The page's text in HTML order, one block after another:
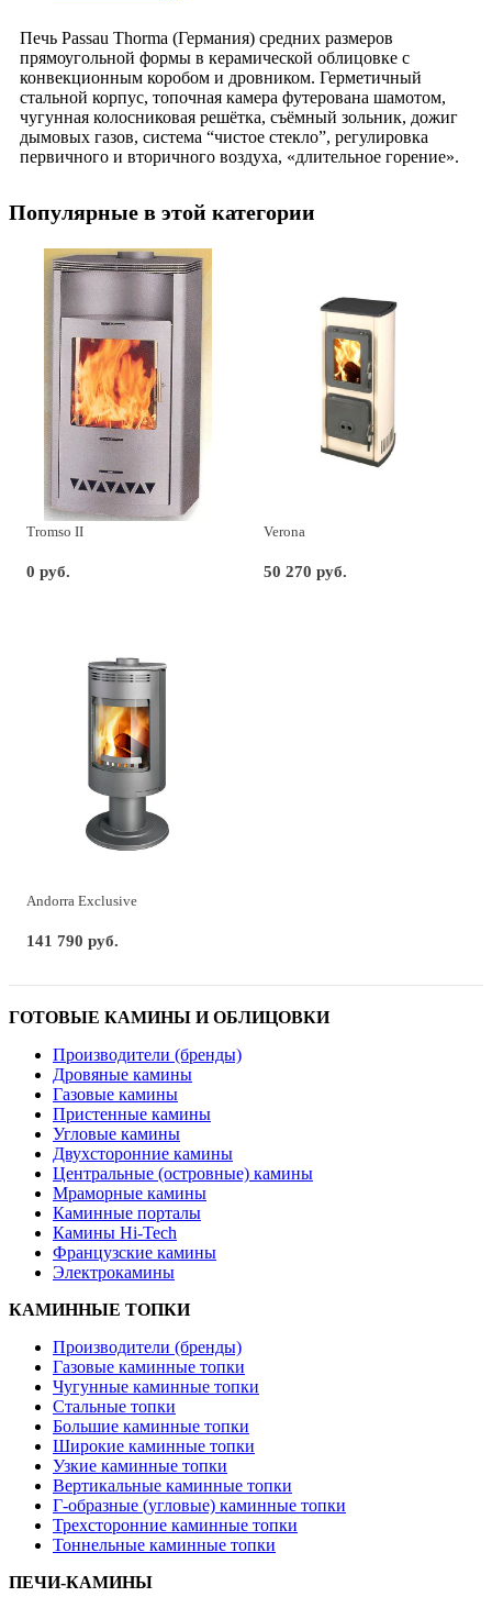
Печь Passau Thorma (Германия) средних размеров
прямоугольной формы в керамической облицовке с
конвекционным коробом и дровником. Герметичный
стальной корпус, топочная камера футерована шамотом,
чугунная колосниковая решётка, съёмный зольник, дожиг
дымовых газов, система “чистое стекло”, регулировка
первичного и вторичного воздуха, «длительное горение».
Популярные в этой категории
Tromso II
0 руб.
Verona
50 270 руб.
Andorra Exclusive
141 790 руб.
ГОТОВЫЕ КАМИНЫ И ОБЛИЦОВКИ
Производители (бренды)
Дровяные камины
Газовые камины
Пристенные камины
Угловые камины
Двухсторонние камины
Центральные (островные) камины
Мраморные камины
Каминные порталы
Камины Hi-Tech
Французские камины
Электрокамины
КАМИННЫЕ ТОПКИ
Производители (бренды)
Газовые каминные топки
Чугунные каминные топки
Стальные топки
Большие каминные топки
Широкие каминные топки
Узкие каминные топки
Вертикальные каминные топки
Г-образные (угловые) каминные топки
Трехсторонние каминные топки
Тоннельные каминные топки
ПЕЧИ-КАМИНЫ